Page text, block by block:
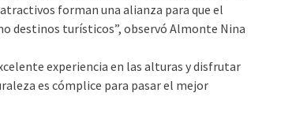
forman una alianza para que el
destinos turísticos”, observó Almonte Nina
experiencia en las alturas y disfrutar
es cómplice para pasar el mejor